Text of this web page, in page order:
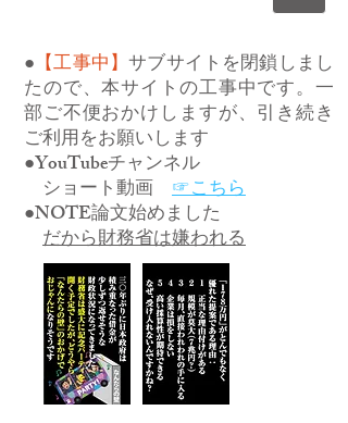
● 【工事中】サブサイトを閉鎖しまし
たので、本サイトの工事中です。一
部ご不便おかけしますが、引き続き
ご利用をお願いします
●YouTubeチャンネル
ショート動画 ☞こちら
●NOTE論文始めました
だから財務省は嫌われる